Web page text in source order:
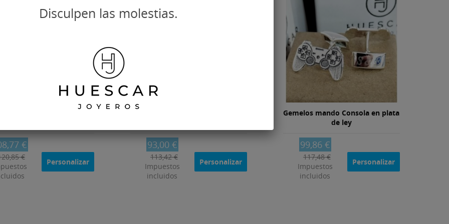
€
€
Personalizar
93,00 €
113,42 €
Impuestos
incluidos
Personalizar
Gemelos mando Consola en plata
de ley
99,86 €
117,48 €
Impuestos
incluidos
Personalizar
Disculpen las molestias.